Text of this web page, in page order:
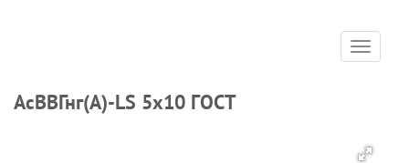
Toggle
АсВВГнг(А)-LS 5х10 ГОСТ